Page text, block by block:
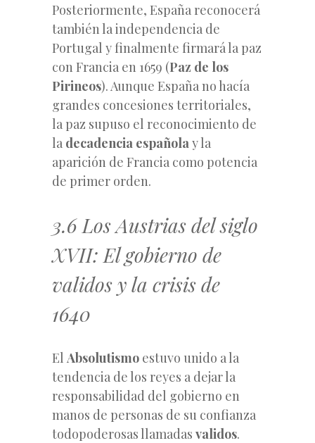
Posteriormente, España reconocerá
también la independencia de
Portugal y finalmente firmará la paz
con Francia en 1659 (Paz de los
Pirineos). Aunque España no hacía
grandes concesiones territoriales,
la paz supuso el reconocimiento de
la decadencia españolay la
aparición de Francia como potencia
de primer orden.
3.6 Los Austrias del siglo
XVII: El gobierno de
validos y la crisis de
1640
El Absolutismo estuvo unido a la
tendencia de los reyes a dejar la
responsabilidad del gobierno en
manos de personas de su confianza
todopoderosas llamadas validos.